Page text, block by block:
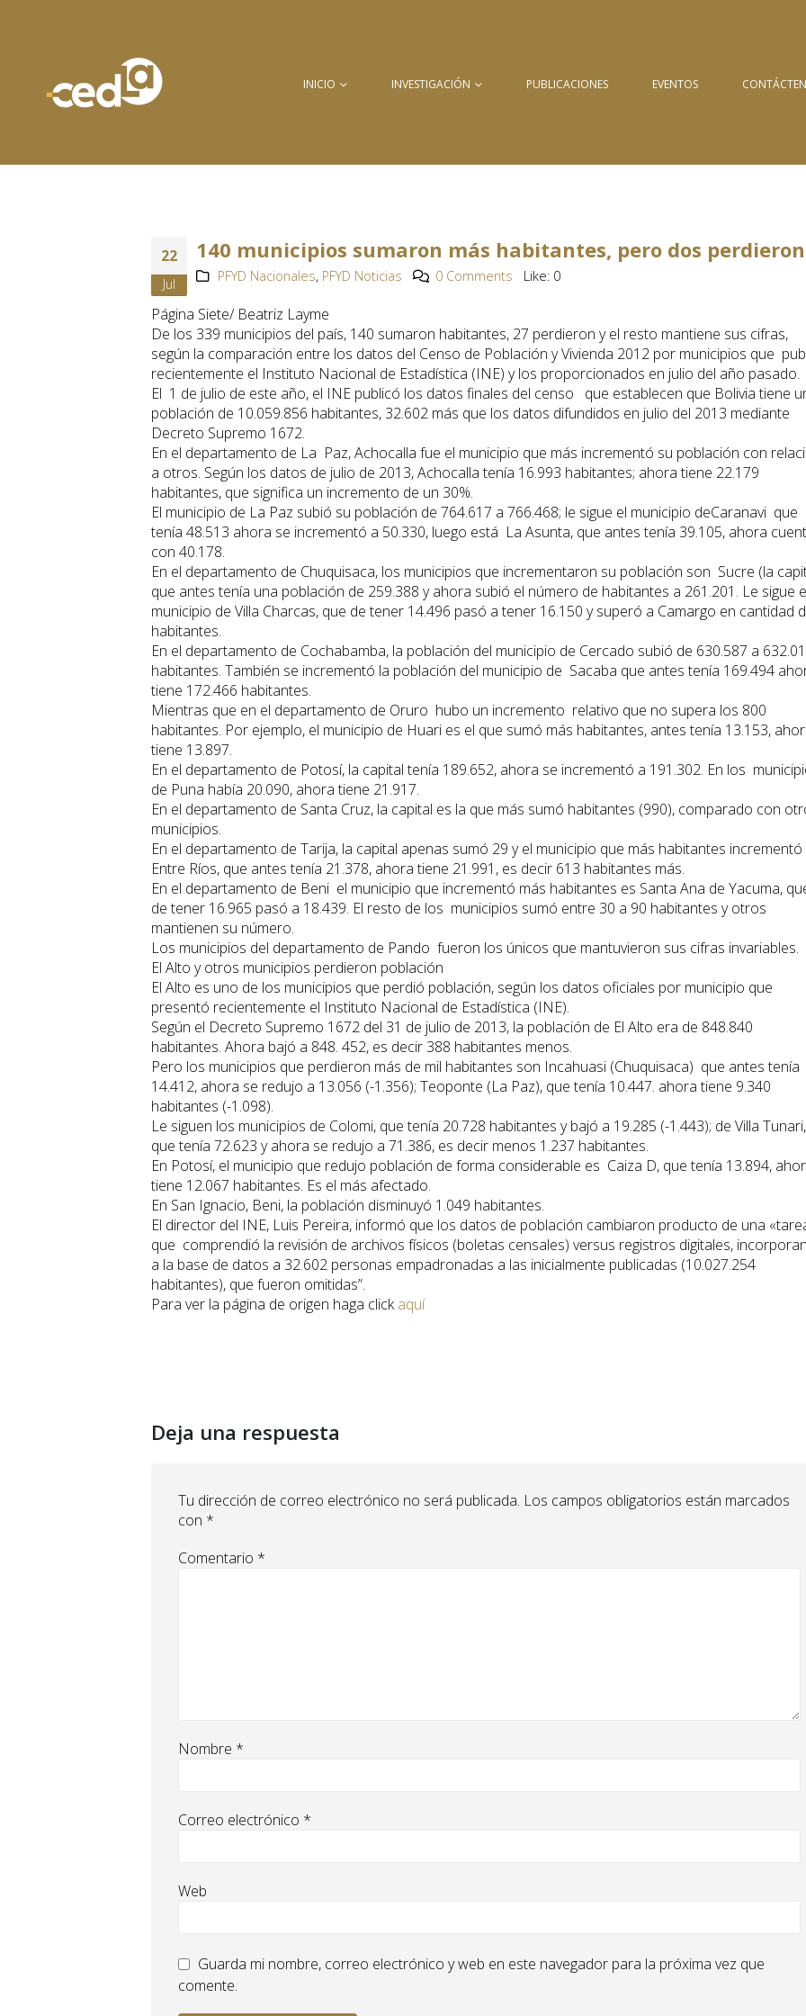
INICIO INVESTIGACIÓN PUBLICACIONES EVENTOS
22
Jul
140 municipios sumaron más habitantes, pero dos perdieron
PFYD Nacionales, PFYD Noticias 0 Comments Like: 0
Página Siete/ Beatriz Layme
De los 339 municipios del país, 140 sumaron habitantes, 27 perdieron y el resto mantiene sus cifras,
según la comparación entre los datos del Censo de Población y Vivienda 2012 por municipios que
recientemente el Instituto Nacional de Estadística (INE) y los proporcionados en julio del año pasado.
El 1 de julio de este año, el INE publicó los datos finales del censo que establecen que Bolivia tiene
población de 10.059.856 habitantes, 32.602 más que los datos difundidos en julio del 2013 mediante
Decreto Supremo 1672.
En el departamento de La Paz, Achocalla fue el municipio que más incrementó su población con
a otros. Según los datos de julio de 2013, Achocalla tenía 16.993 habitantes; ahora tiene 22.179
habitantes, que significa un incremento de un 30%.
El municipio de La Paz subió su población de 764.617 a 766.468; le sigue el municipio deCaranavi que
tenía 48.513 ahora se incrementó a 50.330, luego está La Asunta, que antes tenía 39.105, ahora
con 40.178.
En el departamento de Chuquisaca, los municipios que incrementaron su población son Sucre (la
que antes tenía una población de 259.388 y ahora subió el número de habitantes a 261.201. Le sigue
municipio de Villa Charcas, que de tener 14.496 pasó a tener 16.150 y superó a Camargo en cantidad
habitantes.
En el departamento de Cochabamba, la población del municipio de Cercado subió de 630.587 a
habitantes. También se incrementó la población del municipio de Sacaba que antes tenía 169.494
tiene 172.466 habitantes.
Mientras que en el departamento de Oruro hubo un incremento relativo que no supera los 800
habitantes. Por ejemplo, el municipio de Huari es el que sumó más habitantes, antes tenía 13.153,
tiene 13.897.
En el departamento de Potosí, la capital tenía 189.652, ahora se incrementó a 191.302. En los
de Puna había 20.090, ahora tiene 21.917.
En el departamento de Santa Cruz, la capital es la que más sumó habitantes (990), comparado con
municipios.
En el departamento de Tarija, la capital apenas sumó 29 y el municipio que más habitantes incrementó
Entre Ríos, que antes tenía 21.378, ahora tiene 21.991, es decir 613 habitantes más.
En el departamento de Beni el municipio que incrementó más habitantes es Santa Ana de Yacuma,
de tener 16.965 pasó a 18.439. El resto de los municipios sumó entre 30 a 90 habitantes y otros
mantienen su número.
Los municipios del departamento de Pando fueron los únicos que mantuvieron sus cifras invariables.
El Alto y otros municipios perdieron población
El Alto es uno de los municipios que perdió población, según los datos oficiales por municipio que
presentó recientemente el Instituto Nacional de Estadística (INE).
Según el Decreto Supremo 1672 del 31 de julio de 2013, la población de El Alto era de 848.840
habitantes. Ahora bajó a 848. 452, es decir 388 habitantes menos.
Pero los municipios que perdieron más de mil habitantes son Incahuasi (Chuquisaca) que antes tenía
14.412, ahora se redujo a 13.056 (-1.356); Teoponte (La Paz), que tenía 10.447. ahora tiene 9.340
habitantes (-1.098).
Le siguen los municipios de Colomi, que tenía 20.728 habitantes y bajó a 19.285 (-1.443); de Villa Tunari,
que tenía 72.623 y ahora se redujo a 71.386, es decir menos 1.237 habitantes.
En Potosí, el municipio que redujo población de forma considerable es Caiza D, que tenía 13.894,
tiene 12.067 habitantes. Es el más afectado.
En San Ignacio, Beni, la población disminuyó 1.049 habitantes.
El director del INE, Luis Pereira, informó que los datos de población cambiaron producto de una
que comprendió la revisión de archivos físicos (boletas censales) versus registros digitales,
a la base de datos a 32.602 personas empadronadas a las inicialmente publicadas (10.027.254
habitantes), que fueron omitidas”.
Para ver la página de origen haga clickaquí
Deja una respuesta
Tu dirección de correo electrónico no será publicada. Los campos obligatorios están marcados
con *
Comentario *
Nombre *
Correo electrónico *
Web
Guarda mi nombre, correo electrónico y web en este navegador para la próxima vez que
comente.